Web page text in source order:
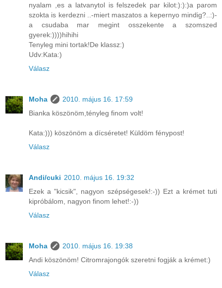
nyalam ,es a latvanytol is felszedek par kilot:):):)a parom
szokta is kerdezni ..-miert maszatos a kepernyo mindig?..:)-
a csudaba mar megint osszekente a szomszed
gyerek:))))hihihi
Tenyleg mini tortak!De klassz:)
Udv:Kata:)
Válasz
Moha
2010. május 16. 17:59
Bianka köszönöm,tényleg finom volt!
Kata:))) köszönöm a dícséretet! Küldöm fénypost!
Válasz
Andi/cuki 2010. május 16. 19:32
Ezek a "kicsik", nagyon szépségesek!:-)) Ezt a krémet tuti
kipróbálom, nagyon finom lehet!:-))
Válasz
Moha
2010. május 16. 19:38
Andi köszönöm! Citromrajongók szeretni fogják a krémet:)
Válasz